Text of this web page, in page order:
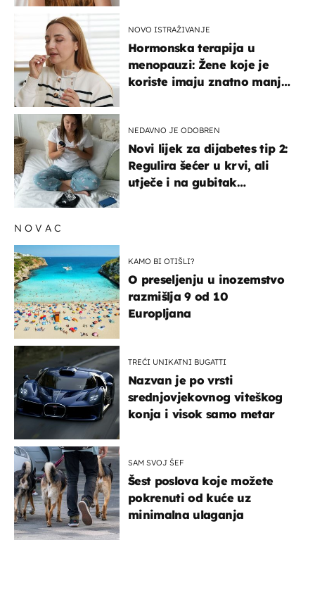
NOVO ISTRAŽIVANJE
Hormonska terapija u
menopauzi: Žene koje je
koriste imaju znatno manji
NEDAVNO JE ODOBREN
Novi lijek za dijabetes tip 2:
Regulira šećer u krvi, ali
utječe i na gubitak
NOVAC
KAMO BI OTIŠLI?
O preseljenju u inozemstvo
razmišlja 9 od 10
Europljana
TREĆI UNIKATNI BUGATTI
Nazvan je po vrsti
srednjovjekovnog viteškog
konja i visok samo metar
SAM SVOJ ŠEF
Šest poslova koje možete
pokrenuti od kuće uz
minimalna ulaganja